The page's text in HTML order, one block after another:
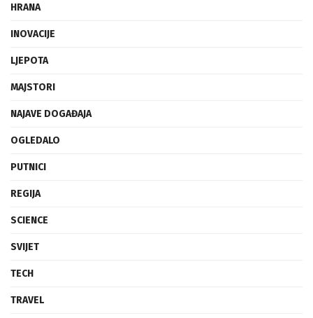
HRANA
INOVACIJE
LJEPOTA
MAJSTORI
NAJAVE DOGAĐAJA
OGLEDALO
PUTNICI
REGIJA
SCIENCE
SVIJET
TECH
TRAVEL